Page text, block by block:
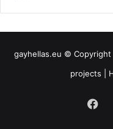
gayhellas.eu ©
projects |